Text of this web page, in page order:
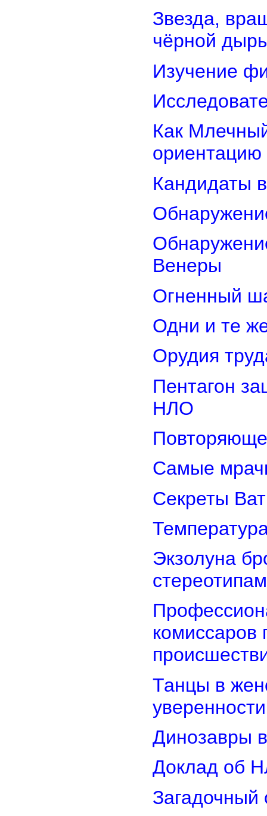
Звезда,
чёрной
Изучение
Как
ориентацию
Кандидаты
Венеры
Огненный
Одни и те
Орудия
Пентагон
НЛО
Самые
Секреты
Экзолуна
стереотипам
комиссаров
Танцы в
Динозавры
Доклад об
Загадочный